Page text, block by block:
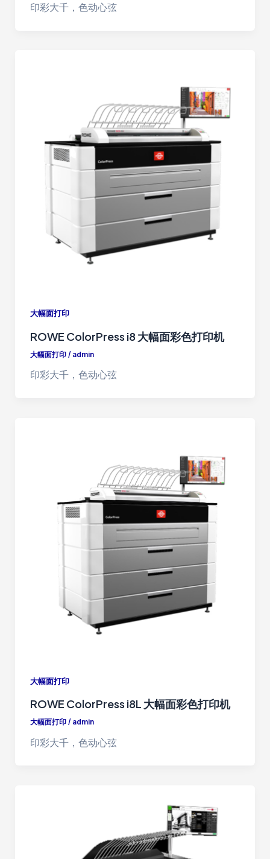
印彩大千，色动心弦
大幅面打印
ROWE ColorPress i8 大幅面彩色打印机
大幅面打印/ admin
印彩大千，色动心弦
大幅面打印
ROWE ColorPress i8L 大幅面彩色打印机
大幅面打印/ admin
印彩大千，色动心弦